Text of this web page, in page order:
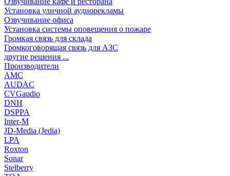
Установка уличной аудиорекламы
Озвучивание офиса
Установка системы оповещения о пожаре
Громкая связь для склада
Громкоговорящая связь для АЗС
другие решения ...
Производители
AMC
AUDAC
CVGaudio
DNH
DSPPA
Inter-M
JD-Media (Jedia)
LPA
Roxton
Sonar
Stelberry